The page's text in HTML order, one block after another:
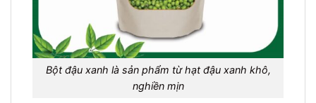
Bột đậu xanh là sản phẩm từ hạt đậu xanh khô,
nghiền mịn